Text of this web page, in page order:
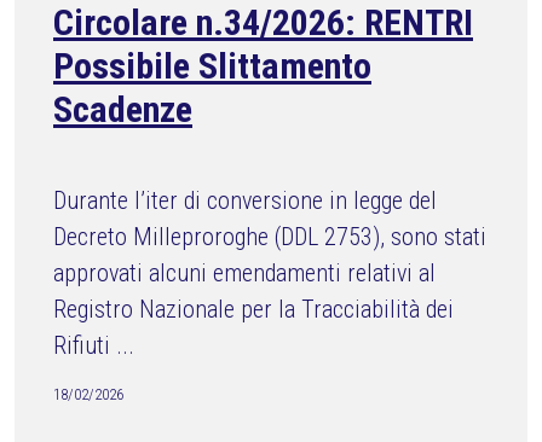
Circolare n.34/2026: RENTRI
Possibile Slittamento
Scadenze
Durante l’iter di conversione in legge del
Decreto Milleproroghe (DDL 2753), sono stati
approvati alcuni emendamenti relativi al
Registro Nazionale per la Tracciabilità dei
Rifiuti ...
18/02/2026